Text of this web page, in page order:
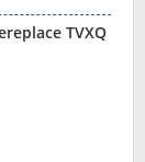
TVXQ